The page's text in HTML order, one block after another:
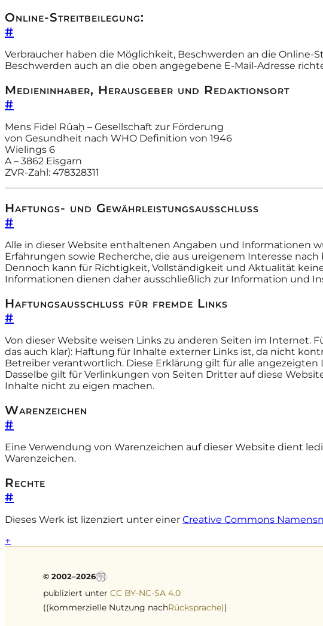
Online-Streitbeilegung:
#
Verbraucher haben die Möglichkeit, Beschwerden an die
Beschwerden auch an die oben angegebene E-Mail-Adresse
Medieninhaber, Herausgeber und Redaktionsort
#
Mens Fidel Rûaḥ – Gesellschaft zur Förderung
von Gesundheit nach WHO Definition von 1946
Wielings 6
A – 3862 Eisgarn
ZVR-Zahl: 478328311
Haftungs- und Gewährleistungsausschluss
#
Alle in dieser Website enthaltenen Angaben und Informationen
Erfahrungen sowie Recherche, die aus ureigenem Interesse
Dennoch kann für Richtigkeit, Vollständigkeit und Aktualität
Informationen dienen daher ausschließlich zur Information und
Haftungsausschluss für fremde Links
#
Von dieser Website weisen Links zu anderen Seiten im Internet.
das auch klar): Haftung für Inhalte externer Links ist, da nicht
Betreiber verantwortlich. Diese Erklärung gilt für alle
Dasselbe gilt für Verlinkungen von Seiten Dritter auf diese
Inhalte nicht zu eigen machen.
Warenzeichen
#
Eine Verwendung von Warenzeichen auf dieser Website dient
Warenzeichen.
Rechte
#
Dieses Werk ist lizenziert unter einer Creative Commons
↑
© 2002–2026
publiziert unter CC BY-NC-SA 4.0
((kommerzielle Nutzung nachRücksprache))